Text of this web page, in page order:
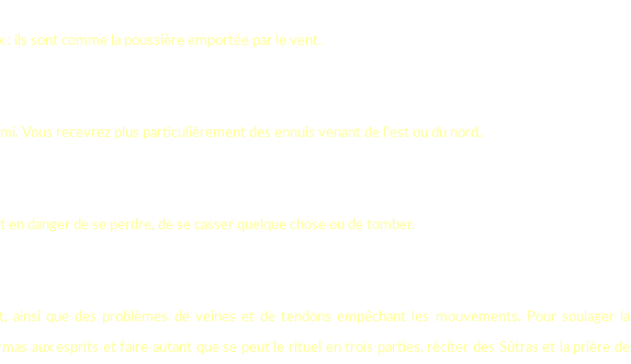
: ils sont comme la poussière emportée par le vent.
Vous recevrez plus particulièrement des ennuis venant de l'est ou du nord.
en danger de se perdre, de se casser quelque chose ou de tomber.
ainsi que des problèmes de veines et de tendons empêchant les mouvements. Pour soulager la
aux esprits et faire autant que se peut le rituel en trois parties, réciter des Sûtras et la prière de